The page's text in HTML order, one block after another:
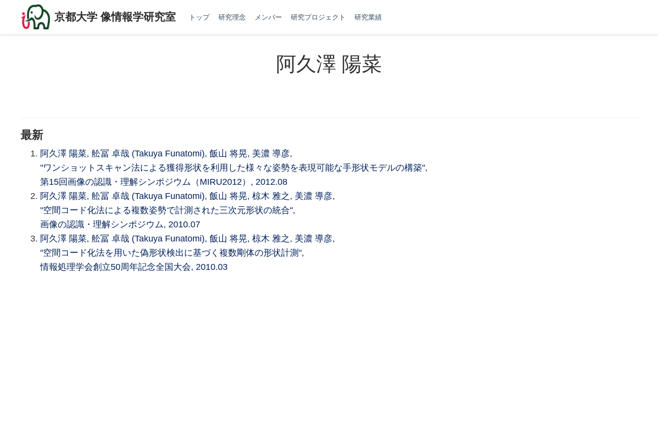
京都大学 像情報学研究室 トップ 研究理念 メンバー 研究プロジェクト 研究業績
阿久澤 陽菜
最新
阿久澤 陽菜, 舩冨 卓哉 (Takuya Funatomi), 飯山 将晃, 美濃 導彦,
"ワンショットスキャン法による獲得形状を利用した様々な姿勢を表現可能な手形状モデルの構築",
第15回画像の認識・理解シンポジウム（MIRU2012）, 2012.08
阿久澤 陽菜, 舩冨 卓哉 (Takuya Funatomi), 飯山 将晃, 椋木 雅之, 美濃 導彦,
"空間コード化法による複数姿勢で計測された三次元形状の統合",
画像の認識・理解シンポジウム, 2010.07
阿久澤 陽菜, 舩冨 卓哉 (Takuya Funatomi), 飯山 将晃, 椋木 雅之, 美濃 導彦,
"空間コード化法を用いた偽形状検出に基づく複数剛体の形状計測",
情報処理学会創立50周年記念全国大会, 2010.03